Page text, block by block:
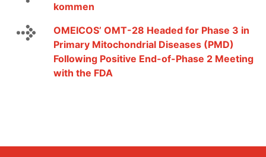
kommen
OMEICOS’ OMT-28 Headed for Phase 3 in
Primary Mitochondrial Diseases (PMD)
Following Positive End-of-Phase 2 Meeting
with the FDA